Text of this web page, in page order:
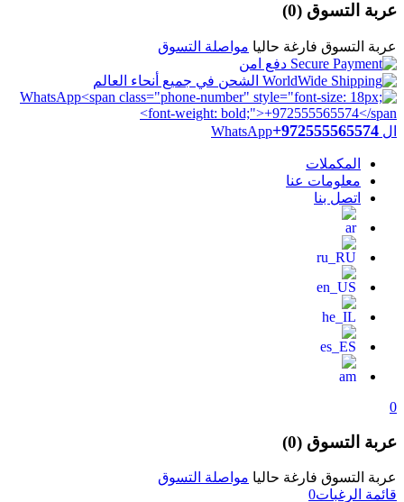
عربة التسوق (0)
عربة التسوق فارغة حاليا مواصلة التسوق
دفع امن
الشحن في جميع أنحاء العالم
ال WhatsApp +972555565574
المكملات
معلومات عنا
اتصل بنا
0
عربة التسوق (0)
عربة التسوق فارغة حاليا مواصلة التسوق
قائمة الرغبات0